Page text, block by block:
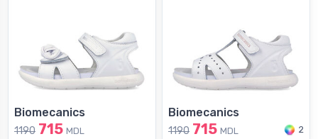
Biomecanics
1190 715 MDL
Biomecanics
1190 715 MDL 2